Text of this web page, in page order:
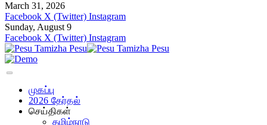
March 31, 2026
Facebook X (Twitter) Instagram
Sunday, August 9
Facebook X (Twitter) Instagram
முகப்பு
2026 தேர்தல்
செய்திகள்
தமிழ்நாடு